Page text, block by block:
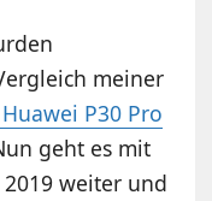
meiner
P30 Pro
geht es mit
weiter und